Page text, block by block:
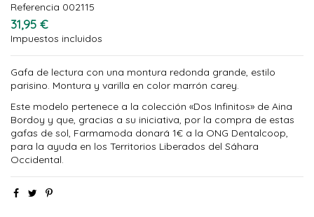
Referencia 002115
31,95 €
Impuestos incluidos
Gafa de lectura con una montura redonda grande, estilo
parisino. Montura y varilla en color marrón carey.
Este modelo pertenece a la colección «Dos Infinitos» de Aina
Bordoy y que, gracias a su iniciativa, por la compra de estas
gafas de sol, Farmamoda donará 1€ a la ONG Dentalcoop,
para la ayuda en los Territorios Liberados del Sáhara
Occidental.